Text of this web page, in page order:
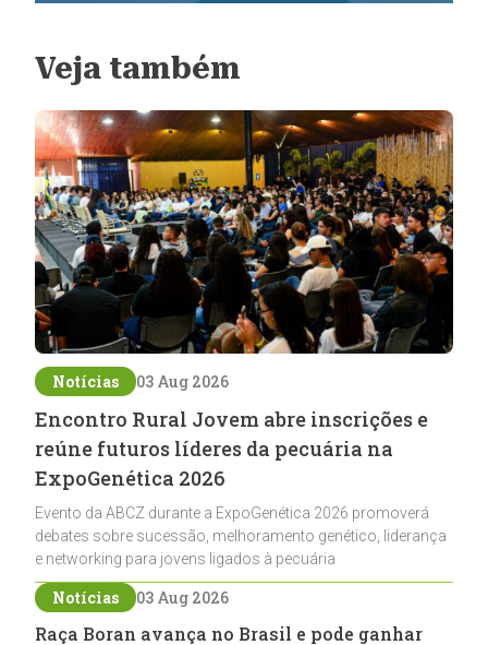
Veja também
Notícias 03 Aug 2026
Encontro Rural Jovem abre inscrições e
reúne futuros líderes da pecuária na
ExpoGenética 2026
Evento da ABCZ durante a ExpoGenética 2026 promoverá
debates sobre sucessão, melhoramento genético, liderança
e networking para jovens ligados à pecuária
Notícias 03 Aug 2026
Raça Boran avança no Brasil e pode ganhar